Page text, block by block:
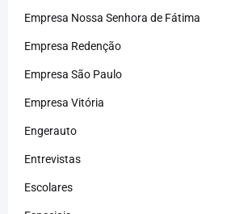
Empresa Nossa Senhora de Fátima
Empresa Redenção
Empresa São Paulo
Empresa Vitória
Engerauto
Entrevistas
Escolares